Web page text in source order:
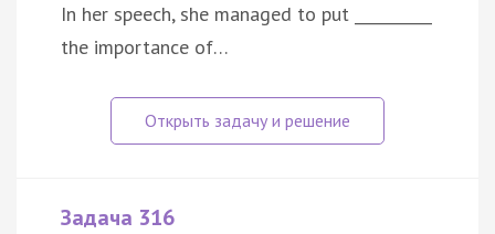
In her speech, she managed to put __________
the importance of…
Задача 316